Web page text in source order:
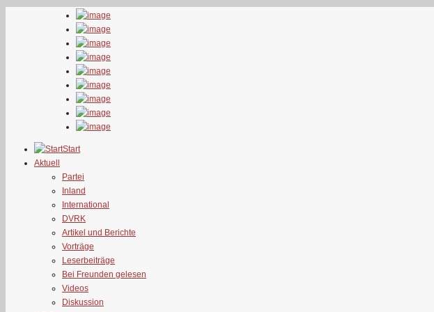
Start
Aktuell
Partei
Inland
International
DVRK
Artikel und Berichte
Vorträge
Leserbeiträge
Bei Freunden gelesen
Videos
Diskussion